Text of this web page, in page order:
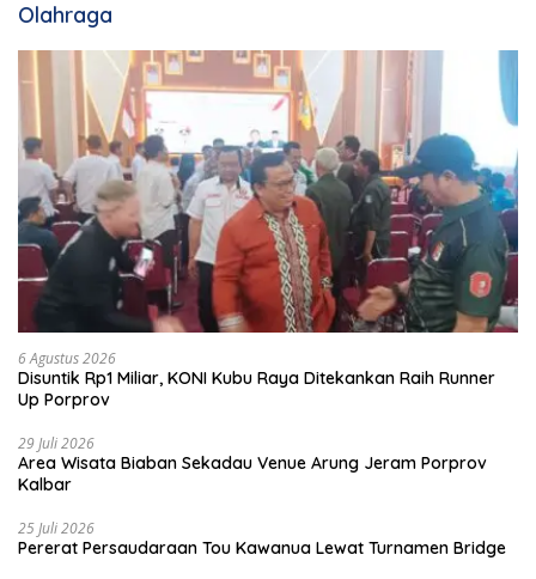
Olahraga
6 Agustus 2026
Disuntik Rp1 Miliar, KONI Kubu Raya Ditekankan Raih Runner
Up Porprov
29 Juli 2026
Area Wisata Biaban Sekadau Venue Arung Jeram Porprov
Kalbar
25 Juli 2026
Pererat Persaudaraan Tou Kawanua Lewat Turnamen Bridge